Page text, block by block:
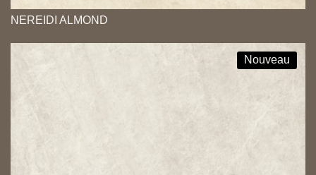
NEREIDI ALMOND
Nouveau